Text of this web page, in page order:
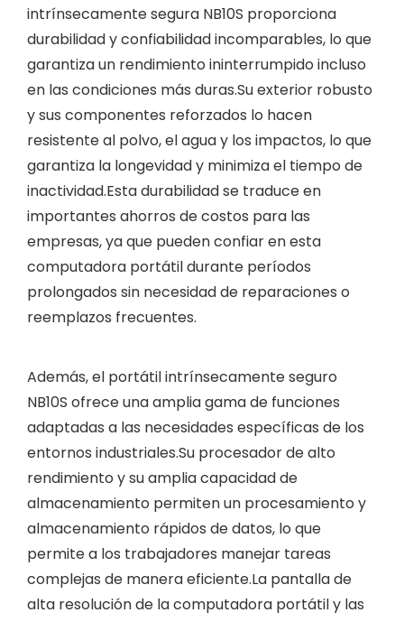
intrínsecamente segura NB10S proporciona
durabilidad y confiabilidad incomparables, lo que
garantiza un rendimiento ininterrumpido incluso
en las condiciones más duras.Su exterior robusto
y sus componentes reforzados lo hacen
resistente al polvo, el agua y los impactos, lo que
garantiza la longevidad y minimiza el tiempo de
inactividad.Esta durabilidad se traduce en
importantes ahorros de costos para las
empresas, ya que pueden confiar en esta
computadora portátil durante períodos
prolongados sin necesidad de reparaciones o
reemplazos frecuentes.
Además, el portátil intrínsecamente seguro
NB10S ofrece una amplia gama de funciones
adaptadas a las necesidades específicas de los
entornos industriales.Su procesador de alto
rendimiento y su amplia capacidad de
almacenamiento permiten un procesamiento y
almacenamiento rápidos de datos, lo que
permite a los trabajadores manejar tareas
complejas de manera eficiente.La pantalla de
alta resolución de la computadora portátil y las